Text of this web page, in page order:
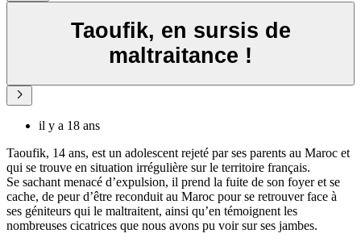
Taoufik, en sursis de
maltraitance !
il y a 18 ans
Taoufik, 14 ans, est un adolescent rejeté par ses parents au Maroc et
qui se trouve en situation irrégulière sur le territoire français.
Se sachant menacé d’expulsion, il prend la fuite de son foyer et se
cache, de peur d’être reconduit au Maroc pour se retrouver face à
ses géniteurs qui le maltraitent, ainsi qu’en témoignent les
nombreuses cicatrices que nous avons pu voir sur ses jambes.